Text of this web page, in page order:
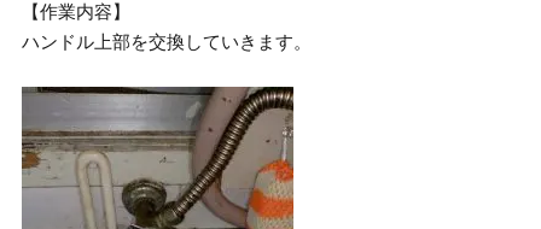
【作業内容】
ハンドル上部を交換していきます。